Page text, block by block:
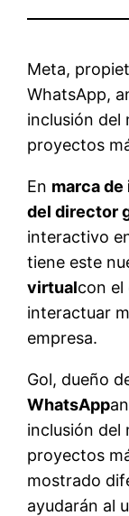
Meta,
WhatsApp,
inclusión del
proyectos
En marca
del director
interactivo
tiene este
virtualcon el
interactuar
empresa.
Gol, dueño
WhatsApp
inclusión del
proyectos
mostrado
ayudarán al